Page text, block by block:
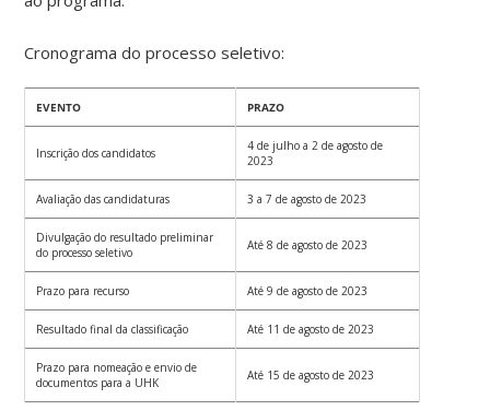
Cronograma do processo seletivo:
EVENTO PRAZO
Inscrição dos candidatos
4 de julho a 2 de agosto de
2023
Avaliação das candidaturas 3 a 7 de agosto de 2023
Divulgação do resultado preliminar
do processo seletivo
Até 8 de agosto de 2023
Prazo para recurso Até 9 de agosto de 2023
Resultado final da classificação Até 11 de agosto de 2023
Prazo para nomeação e envio de
documentos para a UHK
Até 15 de agosto de 2023